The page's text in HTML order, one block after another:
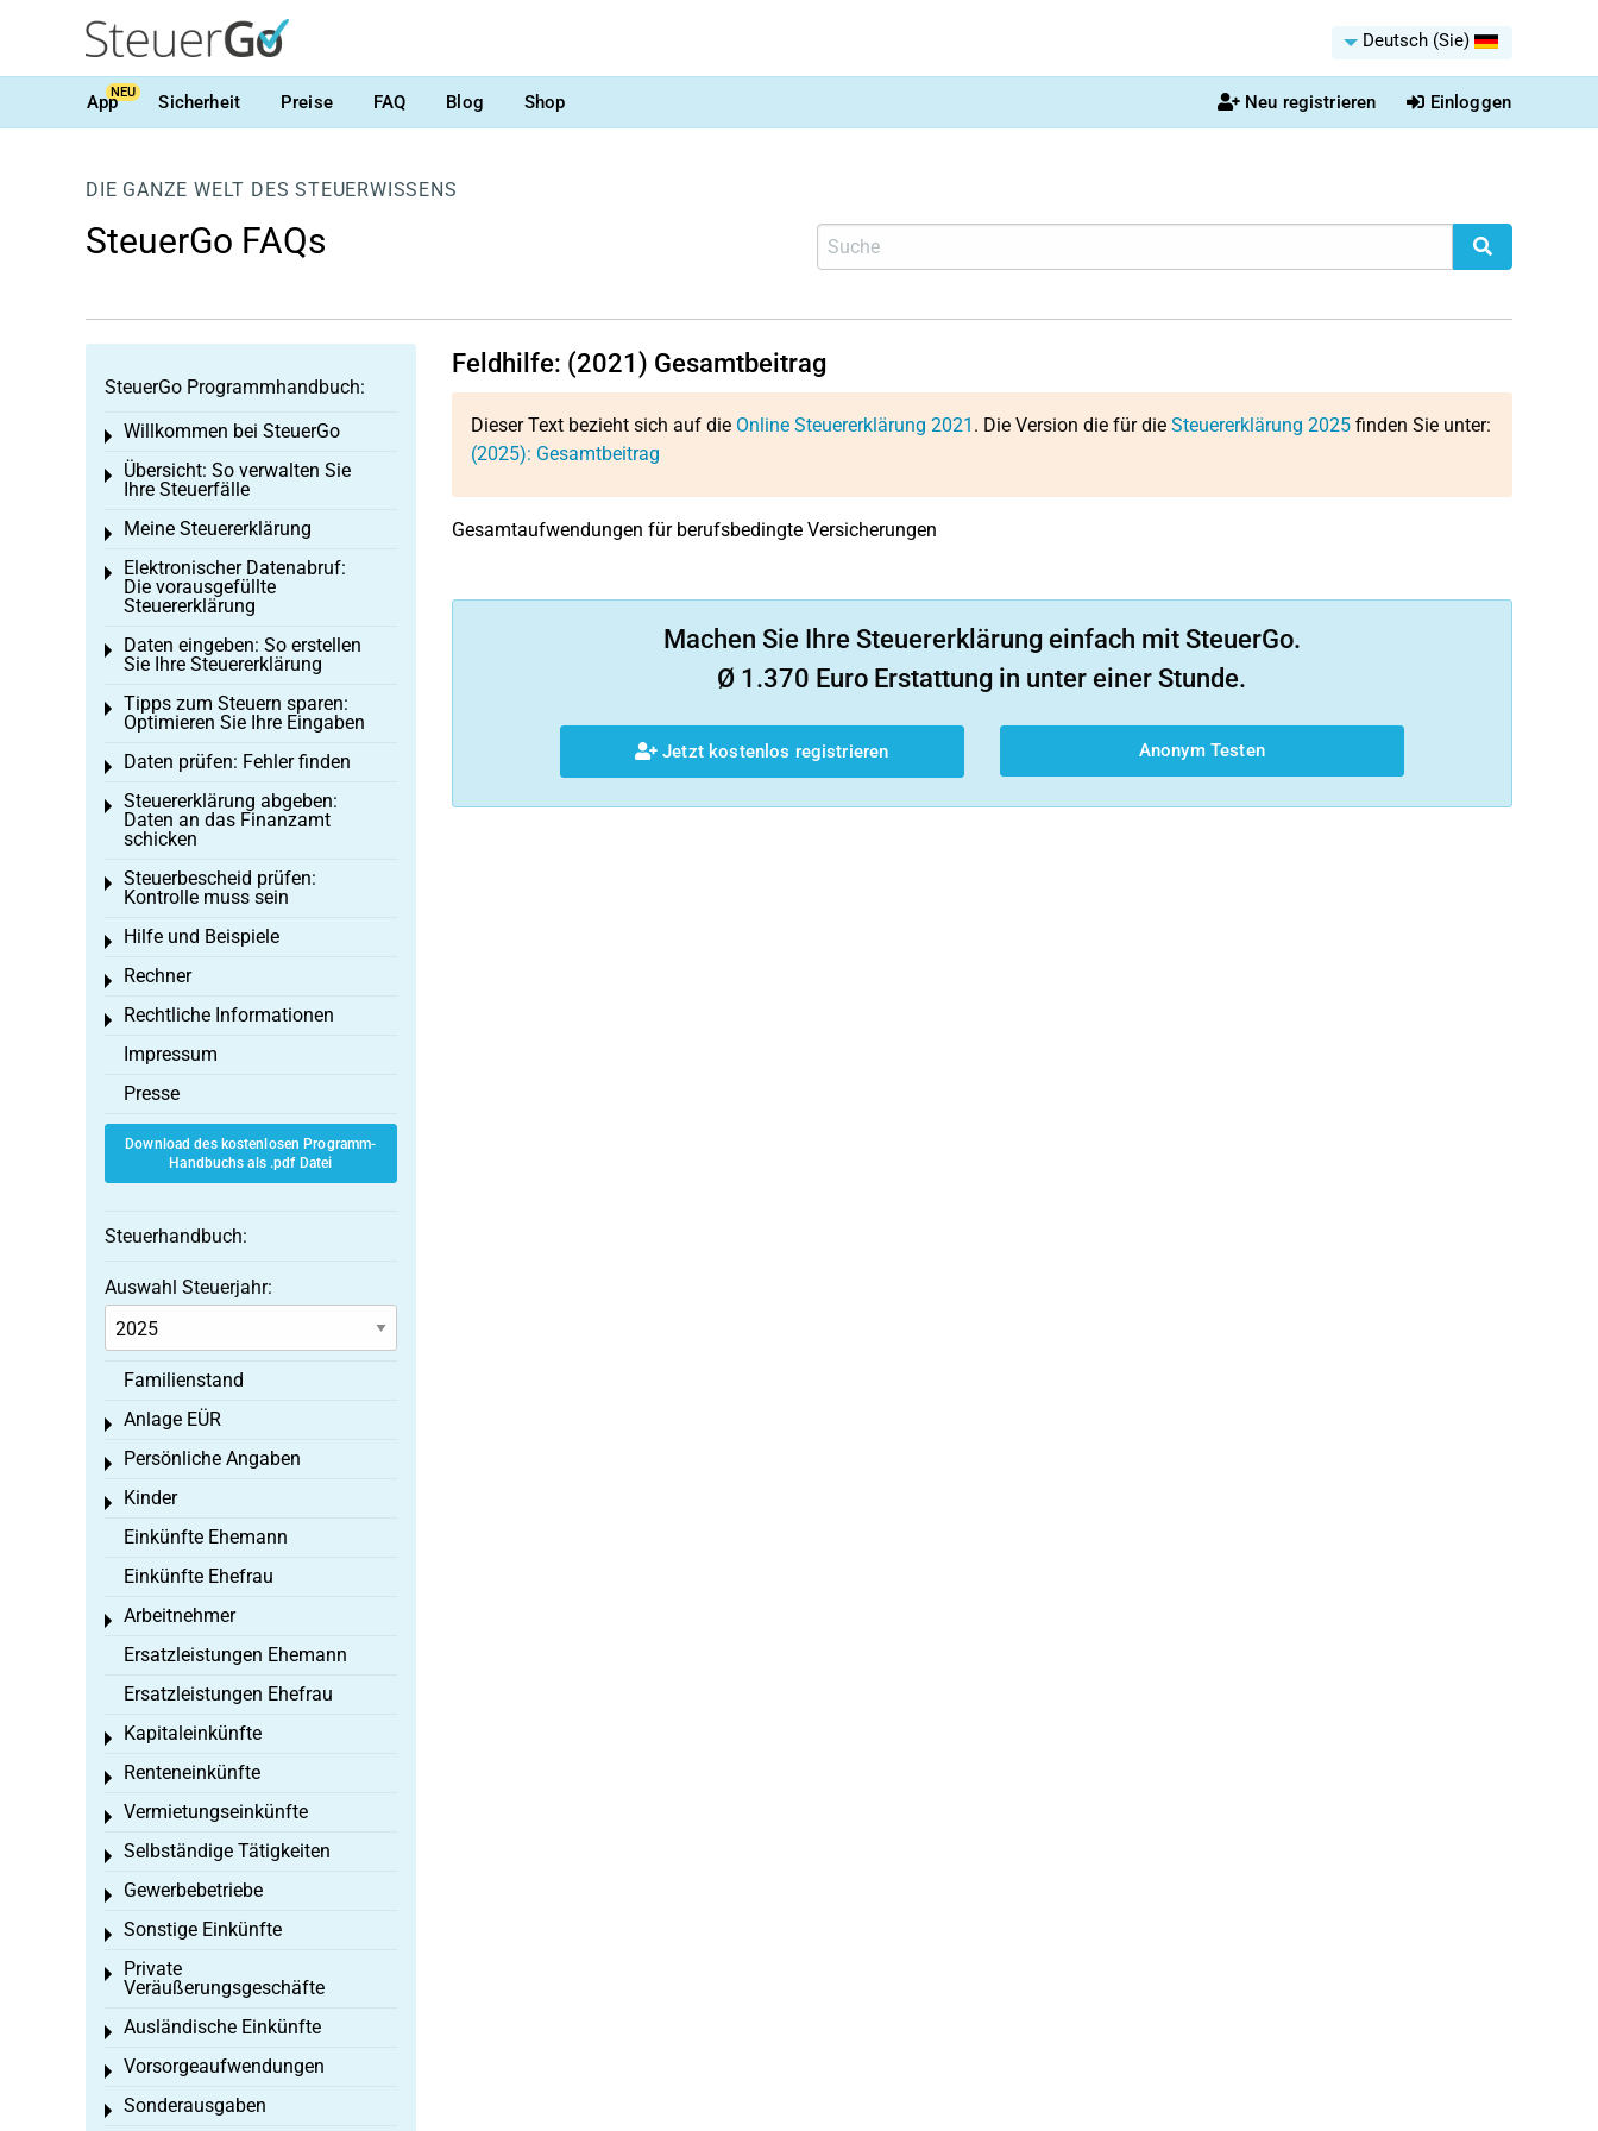
Deutsch (Sie)
AppNEU Sicherheit Preise FAQ Blog Shop Neu registrieren Einloggen
DIE GANZE WELT DES STEUERWISSENS
SteuerGo FAQs
Feldhilfe: (2021) Gesamtbeitrag
Dieser Text bezieht sich auf die Online Steuererklärung 2021 . Die Version die für die Steuererklärung 2025finden Sie unter:
(2025): Gesamtbeitrag
Gesamtaufwendungen für berufsbedingte Versicherungen
Machen Sie Ihre Steuererklärung einfach mit SteuerGo.
Ø 1.370 Euro Erstattung in unter einer Stunde.
Jetzt kostenlos registrieren Anonym Testen
SteuerGo Programmhandbuch:
Willkommen bei SteuerGo
Toggle menu
Übersicht: So verwalten Sie
Ihre Steuerfälle
Toggle menu
Meine Steuererklärung
Toggle menu
Elektronischer Datenabruf:
Die vorausgefüllte
Steuererklärung
Toggle menu
Daten eingeben: So erstellen
Sie Ihre Steuererklärung
Toggle menu
Tipps zum Steuern sparen:
Optimieren Sie Ihre Eingaben
Toggle menu
Daten prüfen: Fehler finden
Toggle menu
Steuererklärung abgeben:
Daten an das Finanzamt
schicken
Toggle menu
Steuerbescheid prüfen:
Kontrolle muss sein
Toggle menu
Hilfe und Beispiele
Toggle menu
Rechner
Toggle menu
Rechtliche Informationen
Toggle menu
Impressum
Presse
Download des kostenlosen Programm-
Handbuchs als .pdf Datei
Steuerhandbuch:
Auswahl Steuerjahr:
Familienstand
Anlage EÜR
Toggle menu
Persönliche Angaben
Toggle menu
Kinder
Toggle menu
Einkünfte Ehemann
Einkünfte Ehefrau
Arbeitnehmer
Toggle menu
Ersatzleistungen Ehemann
Ersatzleistungen Ehefrau
Kapitaleinkünfte
Toggle menu
Renteneinkünfte
Toggle menu
Vermietungseinkünfte
Toggle menu
Selbständige Tätigkeiten
Toggle menu
Gewerbebetriebe
Toggle menu
Sonstige Einkünfte
Toggle menu
Private
Veräußerungsgeschäfte
Toggle menu
Ausländische Einkünfte
Toggle menu
Vorsorgeaufwendungen
Toggle menu
Sonderausgaben
Toggle menu